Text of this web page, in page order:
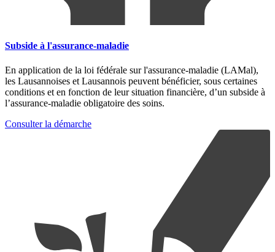
Subside à l'assurance-maladie
En application de la loi fédérale sur l'assurance-maladie (LAMal),
les Lausannoises et Lausannois peuvent bénéficier, sous certaines
conditions et en fonction de leur situation financière, d’un subside à
l’assurance-maladie obligatoire des soins.
Consulter la démarche